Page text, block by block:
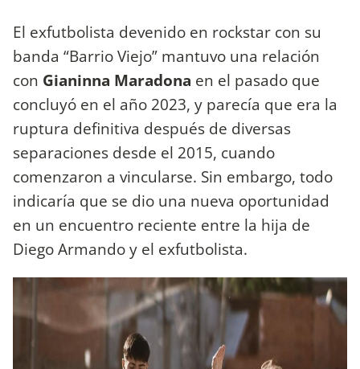
El exfutbolista devenido en rockstar con su
banda “Barrio Viejo” mantuvo una relación
con Gianinna Maradona en el pasado que
concluyó en el año 2023, y parecía que era la
ruptura definitiva después de diversas
separaciones desde el 2015, cuando
comenzaron a vincularse. Sin embargo, todo
indicaría que se dio una nueva oportunidad
en un encuentro reciente entre la hija de
Diego Armando y el exfutbolista.